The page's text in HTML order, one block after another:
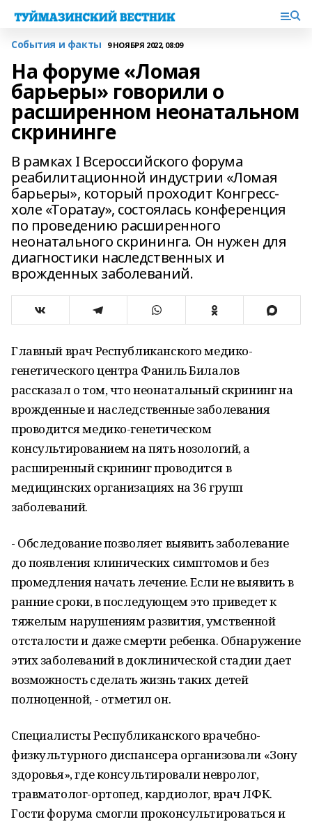
События и факты 9 НОЯБРЯ 2022, 08:09
На форуме «Ломая
барьеры» говорили о
расширенном неонатальном
скрининге
В рамках I Всероссийского форума
реабилитационной индустрии «Ломая
барьеры», который проходит Конгресс-
холе «Торатау», состоялась конференция
по проведению расширенного
неонатального скрининга. Он нужен для
диагностики наследственных и
врожденных заболеваний.
Главный врач Республиканского медико-
генетического центра Фаниль Билалов
рассказал о том, что неонатальный скрининг на
врожденные и наследственные заболевания
проводится медико-генетическом
консультированием на пять нозологий, а
расширенный скрининг проводится в
медицинских организациях на 36 групп
заболеваний.
- Обследование позволяет выявить заболевание
до появления клинических симптомов и без
промедления начать лечение. Если не выявить в
ранние сроки, в последующем это приведет к
тяжелым нарушениям развития, умственной
отсталости и даже смерти ребенка. Обнаружение
этих заболеваний в доклинической стадии дает
возможность сделать жизнь таких детей
полноценной, - отметил он.
Специалисты Республиканского врачебно-
физкультурного диспансера организовали «Зону
здоровья», где консультировали невролог,
травматолог-ортопед, кардиолог, врач ЛФК.
Гости форума смогли проконсультироваться и